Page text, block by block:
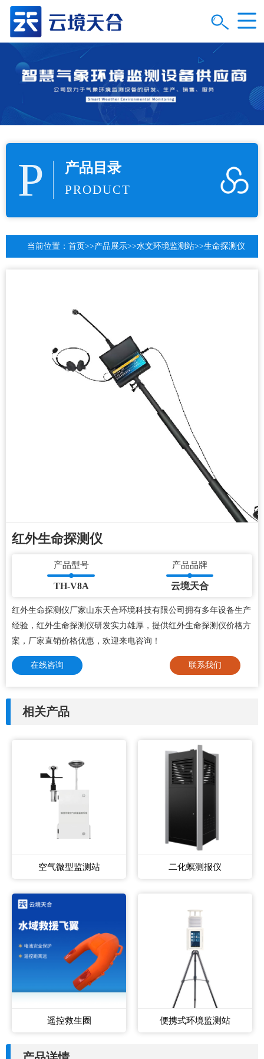
P 产品目录
PRODUCT
当前位置： 首页>>产品展示>>水文环境监测站>>生命探测仪
红外生命探测仪
产品型号
TH-V8A
产品品牌
云境天合
红外生命探测仪厂家山东天合环境科技有限公司拥有多年设备生产
经验，红外生命探测仪研发实力雄厚，提供红外生命探测仪价格方
案，厂家直销价格优惠，欢迎来电咨询！
在线咨询 联系我们
相关产品
空气微型监测站 二化螟测报仪
遥控救生圈 便携式环境监测站